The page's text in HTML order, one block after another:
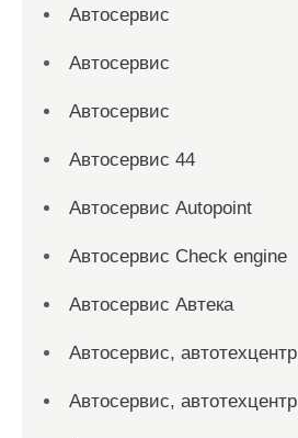
Автосервис
Автосервис
Автосервис
Автосервис 44
Автосервис Autopoint
Автосервис Check engine
Автосервис Автека
Автосервис, автотехцентр
Автосервис, автотехцентр